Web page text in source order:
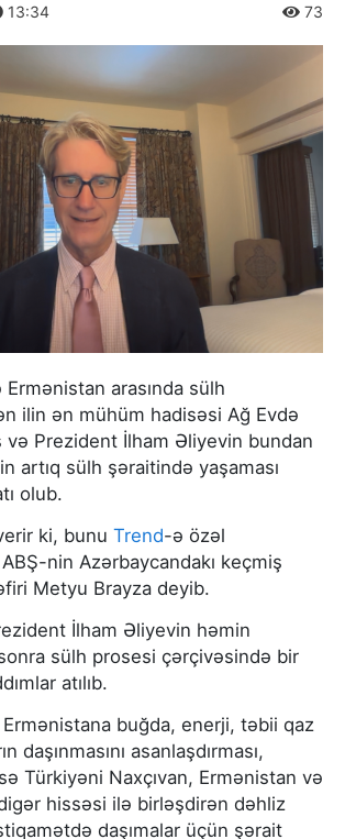
13:34 73
arasında sülh
ilin ən mühüm hadisəsi Ağ Evdə
və Prezident İlham Əliyevin bundan
artıq sülh şəraitində yaşaması
olub.
ki, bunu Trend-ə özəl
ABŞ-nin Azərbaycandakı keçmiş
Metyu Brayza deyib.
İlham Əliyevin həmin
sülh prosesi çərçivəsində bir
atılıb.
Ermənistana buğda, enerji, təbii qaz
daşınmasını asanlaşdırması,
Türkiyəni Naxçıvan, Ermənistan və
hissəsi ilə birləşdirən dəhliz
daşımalar üçün şərait